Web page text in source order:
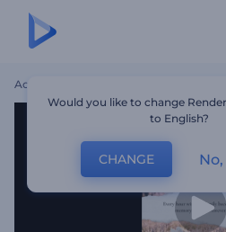
Accueil
Would you like to change
to English?
CHANGE